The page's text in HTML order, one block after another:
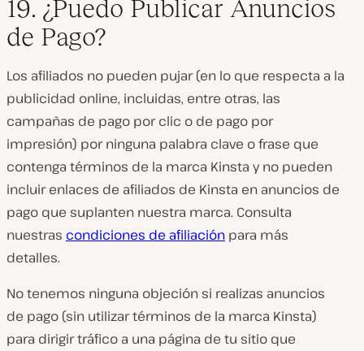
19. ¿Puedo Publicar Anuncios
de Pago?
Los afiliados no pueden pujar (en lo que respecta a la
publicidad online, incluidas, entre otras, las
campañas de pago por clic o de pago por
impresión) por ninguna palabra clave o frase que
contenga términos de la marca Kinsta y no pueden
incluir enlaces de afiliados de Kinsta en anuncios de
pago que suplanten nuestra marca. Consulta
nuestras condiciones de afiliación para más
detalles.
No tenemos ninguna objeción si realizas anuncios
de pago (sin utilizar términos de la marca Kinsta)
para dirigir tráfico a una página de tu sitio que